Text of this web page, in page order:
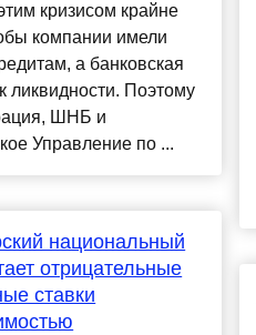
кризисом крайне
компании имели
а банковская
ликвидности. Поэтому
ШНБ и
Управление по ...
национальный
отрицательные
ставки